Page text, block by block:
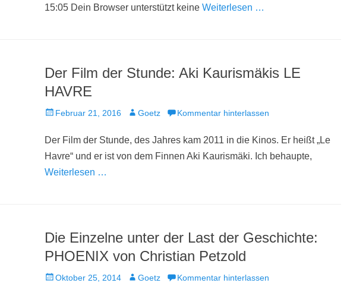
15:05 Dein Browser unterstützt keine Weiterlesen …
Der Film der Stunde: Aki Kaurismäkis LE
HAVRE
Veröffentlicht
Februar 21, 2016 AutorGoetz Kommentar hinterlassen
Der Film der Stunde, des Jahres kam 2011 in die Kinos. Er heißt „Le
Havre“ und er ist von dem Finnen Aki Kaurismäki. Ich behaupte,
Weiterlesen …
Die Einzelne unter der Last der Geschichte:
PHOENIX von Christian Petzold
Veröffentlicht
Oktober 25, 2014 AutorGoetz Kommentar hinterlassen